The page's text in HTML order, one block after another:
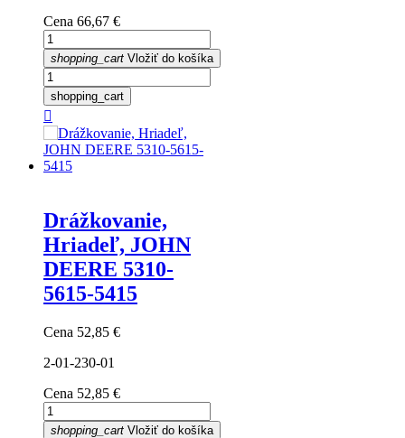
Cena 66,67 €
shopping_cart Vložiť do košíka
shopping_cart

Drážkovanie,
Hriadeľ, JOHN
DEERE 5310-
5615-5415
Cena 52,85 €
2-01-230-01
Cena 52,85 €
shopping_cart Vložiť do košíka